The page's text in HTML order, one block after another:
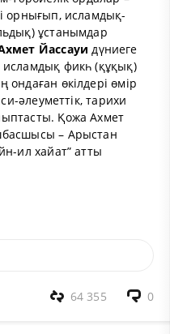
орнығып, исламдық-
ұстанымдар
Йассауи дүниеге
фикһ (құқық)
өкілдері өмір
әлеуметтік, тарихи
Қожа Ахмет
– Арыстан
ил хайат” атты
0
64 355